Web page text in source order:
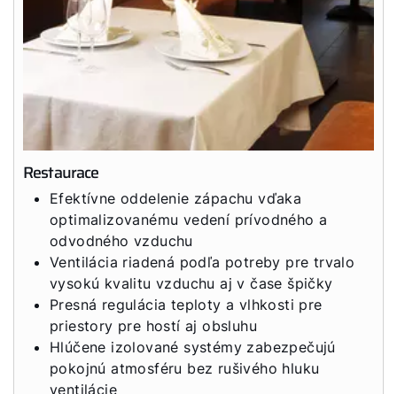
Restaurace
Efektívne oddelenie zápachu vďaka
optimalizovanému vedení prívodného a
odvodného vzduchu
Ventilácia riadená podľa potreby pre trvalo
vysokú kvalitu vzduchu aj v čase špičky
Presná regulácia teploty a vlhkosti pre
priestory pre hostí aj obsluhu
Hlúčene izolované systémy zabezpečujú
pokojnú atmosféru bez rušivého hluku
ventilácie
Dobrý deň!
Ako vám môžeme pomôcť?
Služby WOLF
Servis
Hotline
Kontaktný formulár